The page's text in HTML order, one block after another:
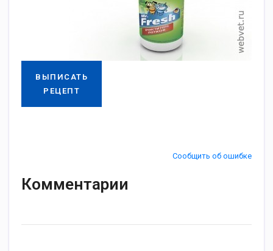
ВЫПИСАТЬ
РЕЦЕПТ
Сообщить об ошибке
Комментарии